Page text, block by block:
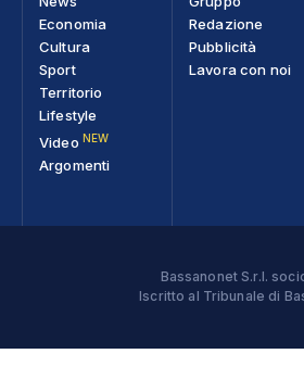
Economia
Cultura
Sport
Territorio
Lifestyle
Video NEW
Argomenti
Redazione
Pubblicità
Lavora con noi
Bassanonet S.r.l.
Iscritto al Tribunale di